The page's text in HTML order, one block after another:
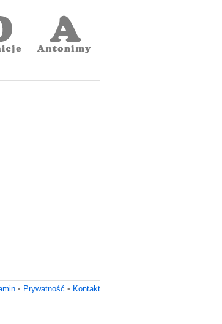
• Prywatność • Kontakt